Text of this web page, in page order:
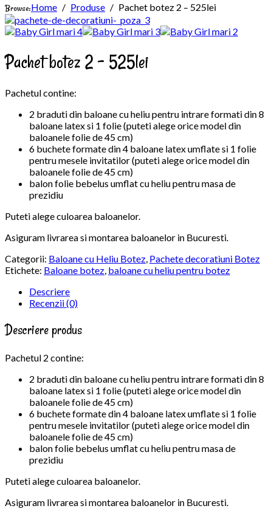
Browse:Home Produse Pachet botez 2 – 525lei
Pachet botez 2 – 525lei
Pachetul contine:
2 braduti din baloane cu heliu pentru intrare formati din 8
baloane latex si 1 folie (puteti alege orice model din
baloanele folie de 45 cm)
6 buchete formate din 4 baloane latex umflate si 1 folie
pentru mesele invitatilor (puteti alege orice model din
baloanele folie de 45 cm)
balon folie bebelus umflat cu heliu pentru masa de
prezidiu
Puteti alege culoarea baloanelor.
Asiguram livrarea si montarea baloanelor in Bucuresti.
Categorii: Baloane cu Heliu Botez, Pachete decoratiuni Botez
Etichete: Baloane botez, baloane cu heliu pentru botez
Descriere
Recenzii (0)
Descriere produs
Pachetul 2 contine:
2 braduti din baloane cu heliu pentru intrare formati din 8
baloane latex si 1 folie (puteti alege orice model din
baloanele folie de 45 cm)
6 buchete formate din 4 baloane latex umflate si 1 folie
pentru mesele invitatilor (puteti alege orice model din
baloanele folie de 45 cm)
balon folie bebelus umflat cu heliu pentru masa de
prezidiu
Puteti alege culoarea baloanelor.
Asiguram livrarea si montarea baloanelor in Bucuresti.